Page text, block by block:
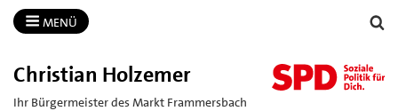
MENÜ
Christian Holzemer
Ihr Bürgermeister des Markt Frammersbach